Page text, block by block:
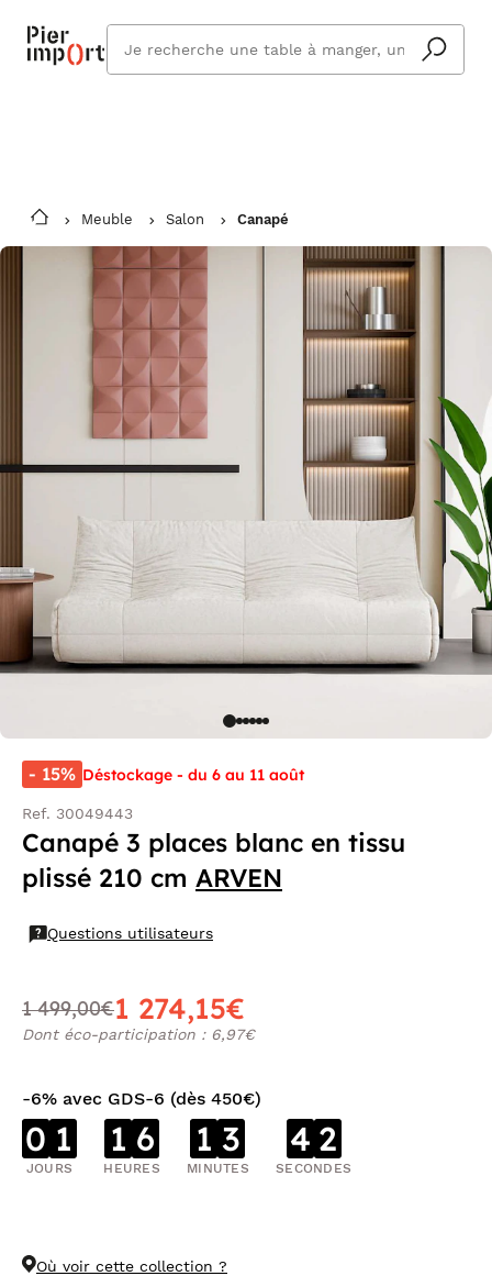
Vous êtes absent ? Pier Import s'adapte
et vous livre à votre retour.
En savoir plus
cherchez
vous ?
Meuble Salon Canapé
- 15% Déstockage - du 6 au 11 août
Ref. 30049443
Canapé 3 places blanc en tissu
plissé 210 cm ARVEN
Questions utilisateurs
1 499,00€1 274,15€
Dont éco-participation : 6,97€
-6% avec GDS-6 (dès 450€)
0 1
JOURS
1 6
HEURES
1 3
MINUTES
4 1
SECONDES
Où voir cette collection ?